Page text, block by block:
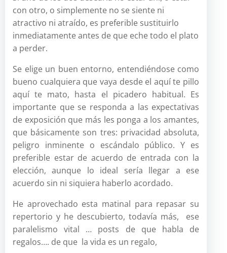
con otro, o simplemente no se siente ni
atractivo ni atraído, es preferible sustituirlo
inmediatamente antes de que eche todo el plato
a perder.
Se elige un buen entorno, entendiéndose como
bueno cualquiera que vaya desde el aquí te pillo
aquí te mato, hasta el picadero habitual. Es
importante que se responda a las expectativas
de exposición que más les ponga a los amantes,
que básicamente son tres: privacidad absoluta,
peligro inminente o escándalo público. Y es
preferible estar de acuerdo de entrada con la
elección, aunque lo ideal sería llegar a ese
acuerdo sin ni siquiera haberlo acordado.
He aprovechado esta matinal para repasar su
repertorio y he descubierto, todavía más, ese
paralelismo vital … posts de que habla de
regalos…. de que la vida es un regalo,